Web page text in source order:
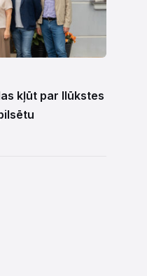
kļūt par Ilūkstes